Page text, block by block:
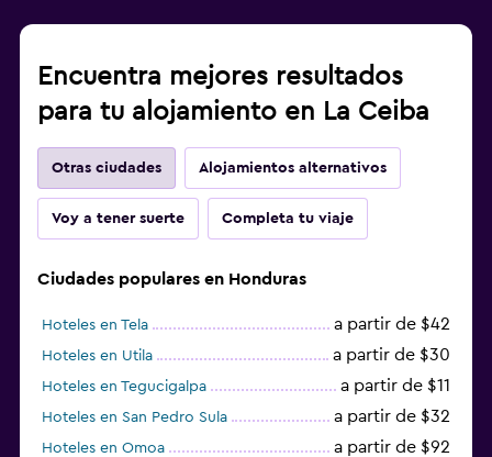
Encuentra mejores resultados
para tu alojamiento en La Ceiba
Otras ciudades Alojamientos alternativos
Voy a tener suerte Completa tu viaje
Ciudades populares en Honduras
Hoteles en Tela a partir de $42
Hoteles en Utila a partir de $30
Hoteles en Tegucigalpa a partir de $11
Hoteles en San Pedro Sula a partir de $32
Hoteles en Omoa a partir de $92